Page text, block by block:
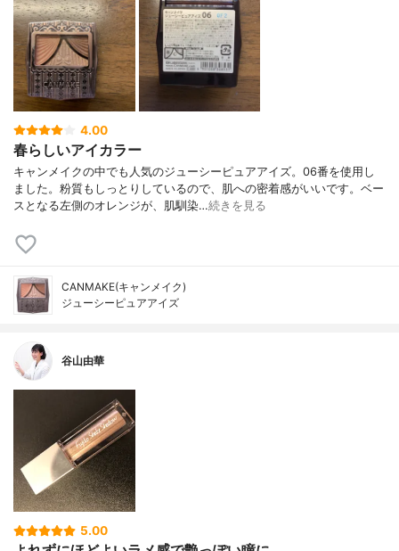
4.00
春らしいアイカラー
キャンメイクの中でも人気のジューシーピュアアイズ。06番を使用し
ました。粉質もしっとりしているので、肌への密着感がいいです。ベー
スとなる左側のオレンジが、肌馴染…続きを見る
CANMAKE(キャンメイク)
ジューシーピュアアイズ
谷山由華
5.00